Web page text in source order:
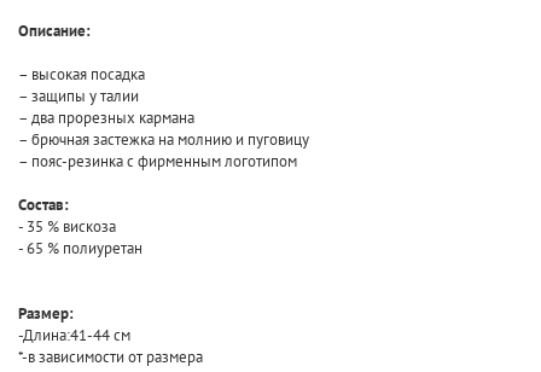
Описание:
– высокая посадка
– защипы у талии
– два прорезных кармана
– брючная застежка на молнию и пуговицу
– пояс-резинка с фирменным логотипом
Состав:
- 35 % вискоза
- 65 % полиуретан
Размер:
-Длина:41-44 см
*-в зависимости от размера